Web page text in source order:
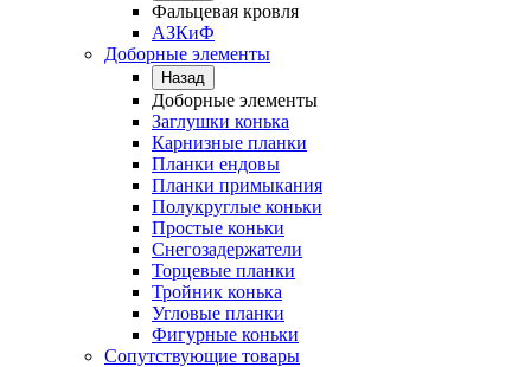
Фальцевая кровля
АЗКиФ
Доборные элементы
Назад
Доборные элементы
Заглушки конька
Карнизные планки
Планки ендовы
Планки примыкания
Полукруглые коньки
Простые коньки
Снегозадержатели
Торцевые планки
Тройник конька
Угловые планки
Фигурные коньки
Сопутствующие товары